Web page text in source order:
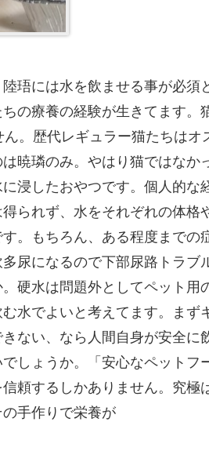
珸には水を飲ませる事が必須
の療養の経験が生きてます。
。歴代レギュラー猫たちはオ
暁璘のみ。やはり猫ではなか
浸したおやつです。個人的な
られず、水をそれぞれの体格
。もちろん、ある程度までの
尿になるので下部尿路トラブ
硬水は問題外としてペット用
水でよいと考えてます。まず
ない、なら人間自身が安全に
しょうか。「安心なペットフ
頼するしかありません。究極
手作りで栄養が